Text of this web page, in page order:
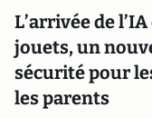
L’arrivée de
jouets, un
sécurité pour
les parents